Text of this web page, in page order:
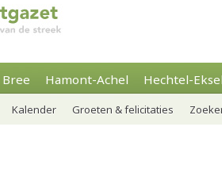
Bree Hamont-Achel Hechtel-
Kalender Groeten & felicitaties